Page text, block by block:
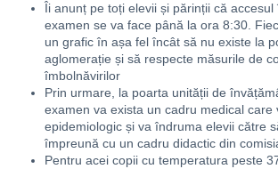
Îi anunț pe toți elevii și părinții că accesul
examen se va face până la ora 8:30.
un grafic în așa fel încât să nu existe la
aglomerație și să respecte măsurile de
îmbolnăvirilor
Prin urmare, la poarta unității de
examen va exista un cadru medical care
epidemiologic și va îndruma elevii către
împreună cu un cadru didactic din
Pentru acei copii cu temperatura peste